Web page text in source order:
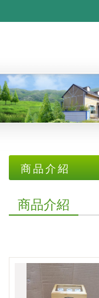
https://
商品介紹
自產..精油及限
精油
基礎油
茗樟專業
精油製程體驗
園區導覽教學
託售商品
託售純露
商品介紹